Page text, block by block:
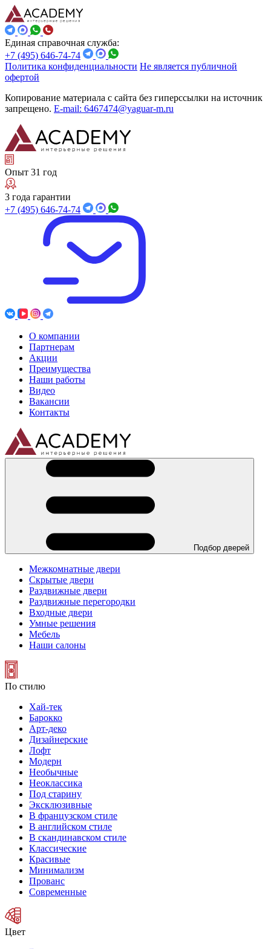
Единая справочная служба:
+7 (495) 646-74-74
Политика конфиденциальности Не является публичной
офертой
Копирование материала с сайта без гиперссылки на источник
запрещено. E-mail: 6467474@yaguar-m.ru
Опыт 31 год
3 года гарантии
+7 (495) 646-74-74
О компании
Партнерам
Акции
Преимущества
Наши работы
Видео
Вакансии
Контакты
Подбор дверей
Межкомнатные двери
Скрытые двери
Раздвижные двери
Раздвижные перегородки
Входные двери
Умные решения
Мебель
Наши салоны
По стилю
Хай-тек
Барокко
Арт-деко
Дизайнерские
Лофт
Модерн
Необычные
Неоклассика
Под старину
Эксклюзивные
В французском стиле
В английском стиле
В скандинавском стиле
Классические
Красивые
Минимализм
Прованс
Современные
Цвет